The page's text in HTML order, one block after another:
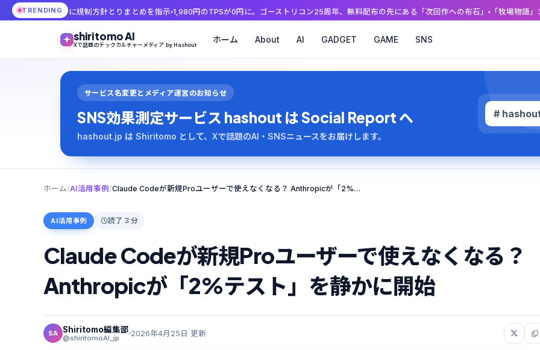
TRENDING
でに規制方針とりまとめを指示 1,980円のTPSが0円に。ゴーストリコン25周年、無料配布の先にある「次回作への布石」 「牧場物語」30周年＆「ル
shiritomo AI
Xで話題のテックカルチャーメディア by Hashout
ホーム About AI GADGET GAME SNS
サービス名変更とメディア運営のお知らせ
SNS効果測定サービス hashout は Social Report へ
hashout.jp は Shiritomo として、Xで話題のAI・SNSニュースをお届けします。
#
ホーム/AI活用事例/ Claude Codeが新規Proユーザーで使えなくなる？ Anthropicが「2%テスト」を静かに開始
AI活用事例 読了 3 分
Claude Codeが新規Proユーザーで使えなくなる？
Anthropicが「2%テスト」を静かに開始
SA Shiritomo編集部
@shiritomoAI_jp 2026年4月25日 更新